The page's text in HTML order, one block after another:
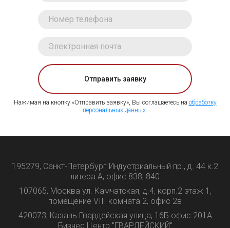
Отправить заявку
Нажимая на кнопку «Отправить заявку», Вы соглашаетесь на обработку
персональных данных.
195279, Санкт-Петербург Индустриальный пр., д. 44 к.2
литера А, офис 838, 840
107065, Москва ул. Камчатская, д.4, корп.2 этаж 1,
помещение VIII комната 2, офис 2в
420073, Казань Гвардейская улица, 16Б офис 201А
Бизнес Центр "ГВАРДЕЙСКИЙ"